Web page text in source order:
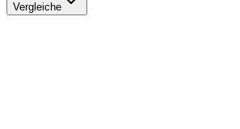
Vergleiche